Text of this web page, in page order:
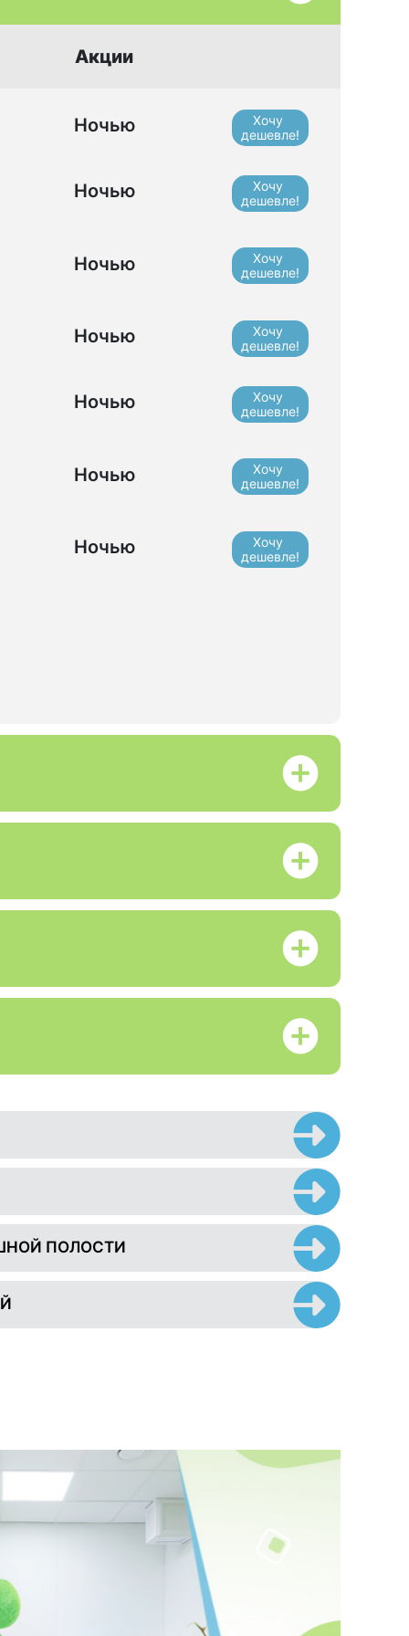
Акции
Ночью
Хочу
дешевле!
Ночью
Хочу
дешевле!
Ночью
Хочу
дешевле!
Ночью
Хочу
дешевле!
Ночью
Хочу
дешевле!
Ночью
Хочу
дешевле!
Ночью
Хочу
дешевле!
ПОЛОСТИ